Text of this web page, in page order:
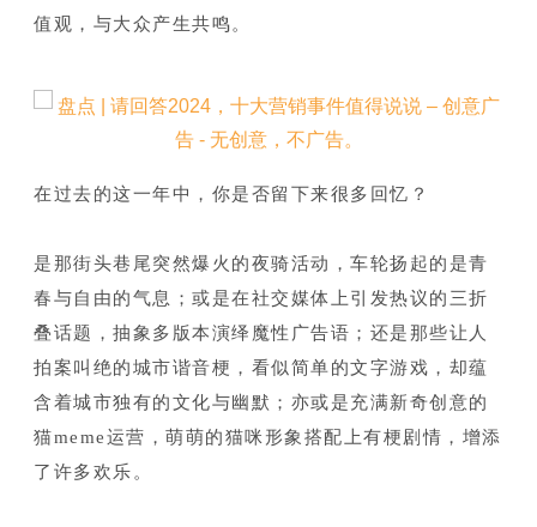
值观，与大众产生共鸣。
在过去的这一年中，你是否留下来很多回忆？
是那街头巷尾突然爆火的夜骑活动，车轮扬起的是青
春与自由的气息；或是在社交媒体上引发热议的三折
叠话题，抽象多版本演绎魔性广告语；还是那些让人
拍案叫绝的城市谐音梗，看似简单的文字游戏，却蕴
含着城市独有的文化与幽默；亦或是充满新奇创意的
猫meme运营，萌萌的猫咪形象搭配上有梗剧情，增添
了许多欢乐。